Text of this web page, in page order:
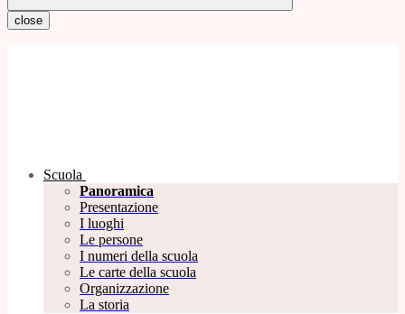
close
Scuola
Panoramica
Presentazione
I luoghi
Le persone
I numeri della scuola
Le carte della scuola
Organizzazione
La storia